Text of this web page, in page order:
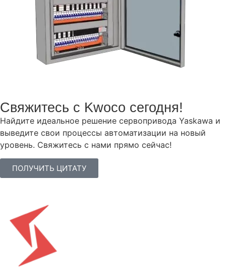
Свяжитесь с Kwoco сегодня!
Найдите идеальное решение сервопривода Yaskawa и
выведите свои процессы автоматизации на новый
уровень. Свяжитесь с нами прямо сейчас!
ПОЛУЧИТЬ ЦИТАТУ